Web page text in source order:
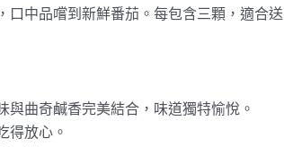
口中品嚐到新鮮番茄。每包含三顆，適合送
曲奇鹹香完美結合，味道獨特愉悅。
得放心。